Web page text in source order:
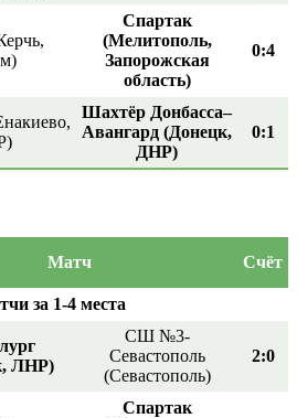
Спартак
(Мелитополь,
Запорожская
область)
0:4
Шахтёр Донбасса–
Авангард (Донецк,
ДНР)
0:1
Матч Счёт
за 1-4 места
ЛНР)
СШ №3-
Севастополь
(Севастополь)
2:0
Спартак